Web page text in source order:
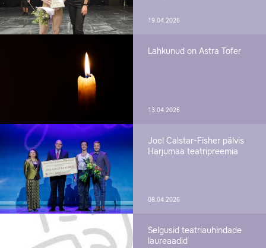
19.04.2026
Lahkunud on Astra Tofer
13.04.2026
Joel Calstar-Fisher pälvis
Harjumaa teatripreemia
08.04.2026
Selgusid teatriauhindade
laureaadid